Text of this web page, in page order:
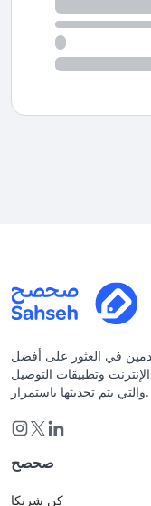
في العثور على أفضل
وتطبيقات التوصيل
والتي يتم تحديثها باستمرار.
صحصح
كن شريكا